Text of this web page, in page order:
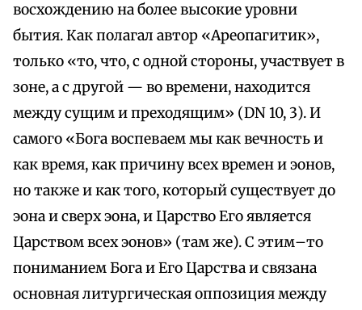
восхождению на более высокие уровни
бытия. Как полагал автор «Ареопагитик»,
только «то, что, с одной стороны, участвует в
зоне, а с другой — во времени, находится
между сущим и преходящим» (DN 10, 3). И
самого «Бога воспеваем мы как вечность и
как время, как причину всех времен и эонов,
но также и как того, который существует до
эона и сверх эона, и Царство Его является
Царством всех эонов» (там же). С этим–то
пониманием Бога и Его Царства и связана
основная литургическая оппозиция между